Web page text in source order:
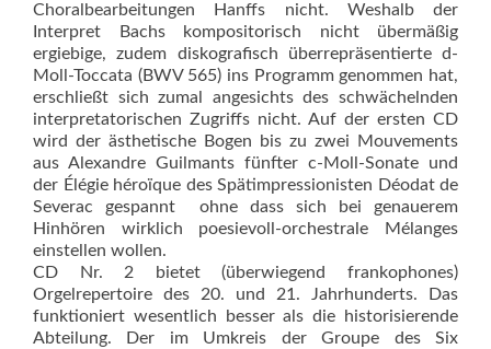
Choralbearbeitungen Hanffs nicht. Weshalb der
Interpret Bachs kompositorisch nicht übermäßig
ergiebige, zudem diskografisch überrepräsentierte d-
Moll-Toccata (BWV 565) ins Programm genommen hat,
erschließt sich zumal angesichts des schwächelnden
interpretatorischen Zugriffs nicht. Auf der ersten CD
wird der ästhetische Bogen bis zu zwei Mouvements
aus Alexandre Guilmants fünfter c-Moll-Sonate und
der Élégie héroïque des Spätimpressionisten Déodat de
Severac gespannt  ohne dass sich bei genauerem
Hinhören wirklich poesievoll-orchestrale Mélanges
einstellen wollen.
CD Nr. 2 bietet (überwiegend frankophones)
Orgelrepertoire des 20. und 21. Jahrhunderts. Das
funktioniert wesentlich besser als die his­torisierende
Abteilung. Der im Umkreis der Groupe des Six